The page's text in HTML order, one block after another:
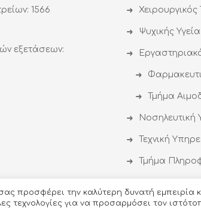
1566
εξετάσεων:
Χειρουργικός
Ψυχικής
Τμήμα
Νοσηλευτική
Τεχνική
Τμήμα
προσφέρει την καλύτερη δυνατή
τεχνολογίες για να προσαρμόσει τον